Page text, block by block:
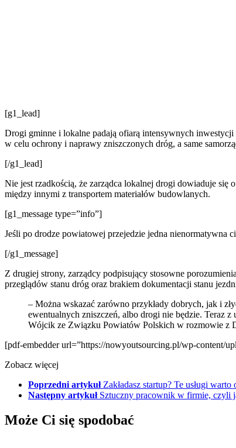
[g1_lead]
Drogi gminne i lokalne padają ofiarą intensywnych
w celu ochrony i naprawy zniszczonych dróg, a same
[/g1_lead]
Nie jest rzadkością, że zarządca lokalnej drogi dowiaduje się
między innymi z transportem materiałów budowlanych.
[g1_message type=”info”]
Jeśli po drodze powiatowej przejedzie jedna nienormatywna
[/g1_message]
Z drugiej strony, zarządcy podpisujący stosowne
przeglądów stanu dróg oraz brakiem dokumentacji stanu
– Można wskazać zarówno przykłady dobrych, jak i
ewentualnych zniszczeń, albo drogi nie będzie. Teraz
Wójcik ze Związku Powiatów Polskich w rozmowie z
[pdf-embedder url=”https://nowyoutsourcing.pl/wp-content/
Zobacz więcej
Poprzedni artykuł Zakładasz startup? Te usługi
Następny artykuł Sztuczny pracownik w firmie, czyli
Może Ci się spodobać